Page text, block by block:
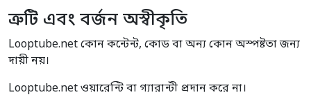
ত্রুটি এবং বর্জন অস্বীকৃতি
Looptube.net কোন কন্টেন্ট, কোড বা অন্য কোন অস্পষ্টতা জন্য
দায়ী নয়।
Looptube.net ওয়ারেন্টি বা গ্যারান্টী প্রদান করে না।